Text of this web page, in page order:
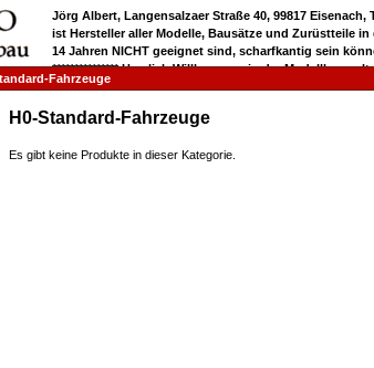
Jörg Albert, Langensalzaer Straße 40, 99817
ist Hersteller aller Modelle, Bausätze und Zurüstteile
14 Jahren NICHT geeignet sind, scharfkantig sein
*************** Herzlich Willkommen in der Modellbauwelt
Fahrzeuge
H0-Standard-Fahrzeuge
Es gibt keine Produkte in dieser Kategorie.